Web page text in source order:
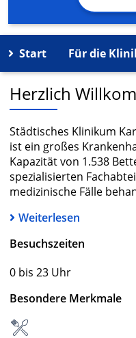
Start Für die
Herzlich
Städtisches Klinikum
ist ein großes
Kapazität von 1.538
spezialisierten
medizinische Fälle
Weiterlesen
Besuchszeiten
0 bis 23 Uhr
Besondere Merkmale